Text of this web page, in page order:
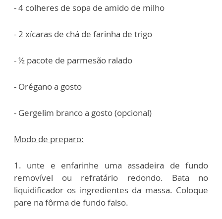
- 4 colheres de sopa de amido de milho
- 2 xícaras de chá de farinha de trigo
- ½ pacote de parmesão ralado
- Orégano a gosto
- Gergelim branco a gosto (opcional)
Modo de preparo:
1. unte e enfarinhe uma assadeira de fundo
removível ou refratário redondo. Bata no
liquidificador os ingredientes da massa. Coloque
pare na fôrma de fundo falso.